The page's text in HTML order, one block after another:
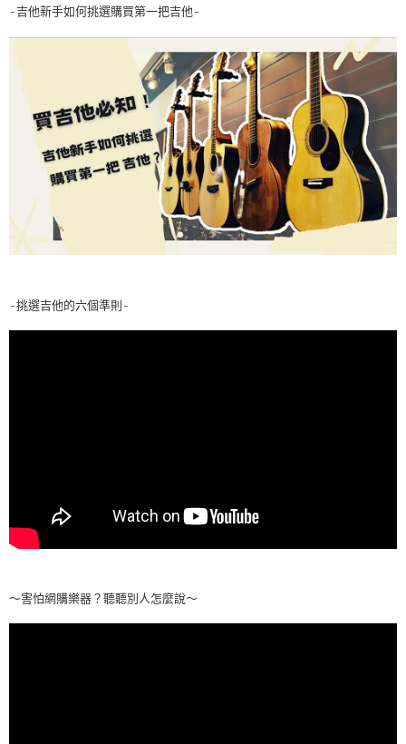
-吉他新手如何挑選購買第一把吉他-
-挑選吉他的六個準則-
～害怕網購樂器？聽聽別人怎麼說～